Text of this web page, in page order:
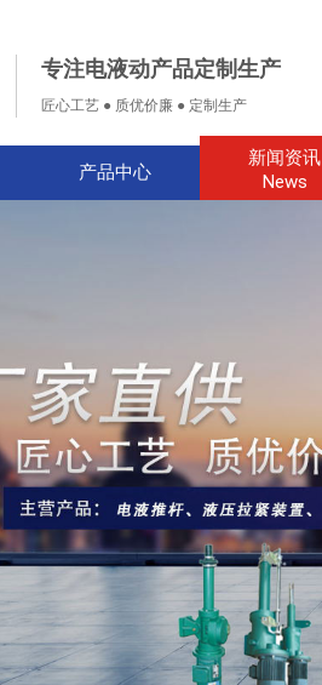
专注电液动产品定制生产
匠心工艺 ● 质优价廉 ● 定制生产
产品中心
新闻资讯
News